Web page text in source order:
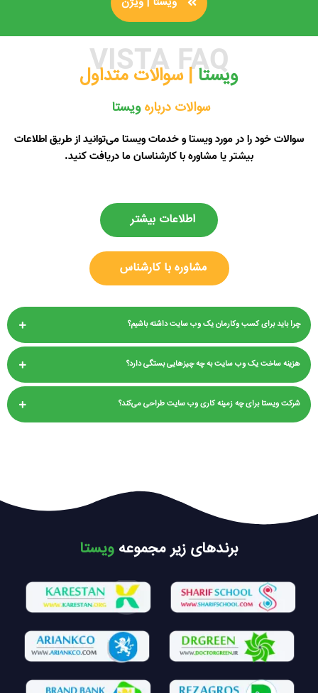
VISTA FAQ
ویستا ‌| سوالات متداول
سوالات دربارهویستا ‌
سوالات خود را در مورد ویستا و خدمات ویستا می‌توانید از طریق اطلاعات
بیشتر یا مشاوره با کارشناسان ما دریافت کنید.
اطلاعات بیشتر
مشاوره با کارشناس
چرا باید برای کسب وکارمان یک وب سایت داشته باشیم؟
هزینه ساخت یک وب سایت به چه چیزهایی بستگی دارد؟
شرکت ویستا برای چه زمینه کاری وب سایت طراحی می‌کند؟
برندهای زیر مجموعه ویستا